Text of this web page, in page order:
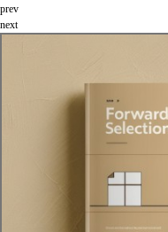
prev
next